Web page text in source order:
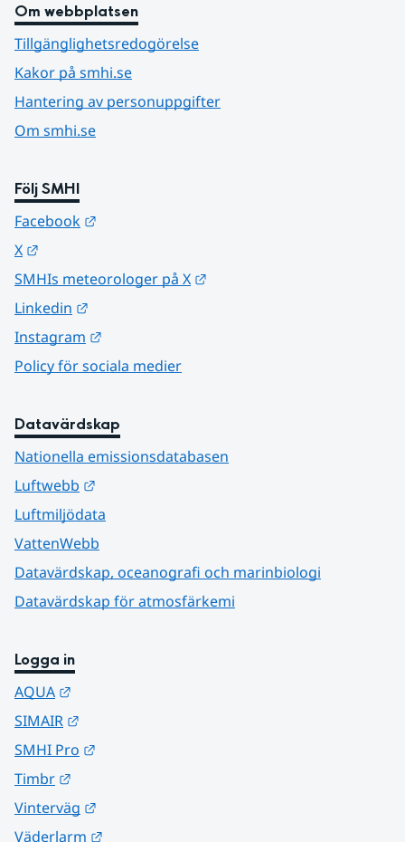
Om webbplatsen
Tillgänglighetsredogörelse
Kakor på smhi.se
Hantering av personuppgifter
Om smhi.se
Följ SMHI
Facebook
X
SMHIs meteorologer på X
Linkedin
Instagram
Policy för sociala medier
Datavärdskap
Nationella emissionsdatabasen
Luftwebb
Luftmiljödata
VattenWebb
Datavärdskap, oceanografi och marinbiologi
Datavärdskap för atmosfärkemi
Logga in
AQUA
SIMAIR
SMHI Pro
Timbr
Vinterväg
Väderlarm